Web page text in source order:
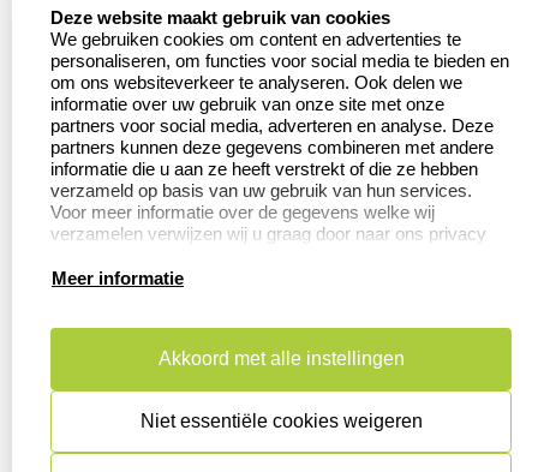
Contact
Veel gestelde vragen
Retourneren
Herroepingsrecht
Aanvraag op maat
Wederverkoper
worden
Betaling &
Verzending
Productinformatie:
Aanleverspecificaties
Instructie voor
Safety Sheets
Sitemap
Deze website maakt gebruik van cookies
We gebruiken cookies om content en advertenties te
personaliseren, om functies voor social media te bieden en
om ons websiteverkeer te analyseren. Ook delen we
informatie over uw gebruik van onze site met onze
partners voor social media, adverteren en analyse. Deze
partners kunnen deze gegevens combineren met andere
informatie die u aan ze heeft verstrekt of die ze hebben
verzameld op basis van uw gebruik van hun services.
Voor meer informatie over de gegevens welke wij
verzamelen verwijzen wij u graag door naar ons privacy
Meer informatie
Akkoord met alle instellingen
Niet essentiële cookies weigeren